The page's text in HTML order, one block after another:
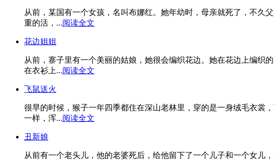
从前，某国有一个女孩，名叫布娜红。她年幼时，母亲就死了，不久
重的活，...阅读全文
花边姐姐
从前，寨子里有一个美丽的姑娘，她很会编织花边。她在花边上编织
在衣衫上...阅读全文
飞鼠送火
很早的时候，猴子一年四季都住在深山老林里，穿的是一身绒毛衣裳
一样，浑...阅读全文
丑新娘
从前有一个老头儿，他的老婆死后，给他留下了一个儿子和一个女儿